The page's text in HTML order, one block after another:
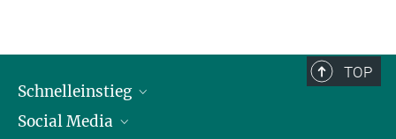
TOP
Schnelleinstieg
Alumni
Social Media